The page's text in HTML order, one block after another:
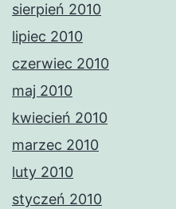
sierpień 2010
lipiec 2010
czerwiec 2010
maj 2010
kwiecień 2010
marzec 2010
luty 2010
styczeń 2010